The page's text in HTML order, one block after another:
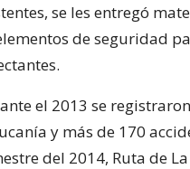
se les entregó
de seguridad
el 2013 se
y más de 170
del 2014, Ruta de